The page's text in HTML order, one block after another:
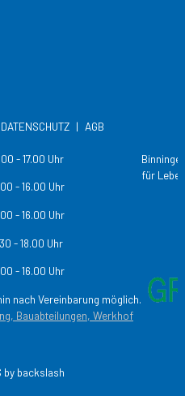
DATENSCHUTZ
AGB
- 17.00 Uhr
für
- 16.00 Uhr
- 16.00 Uhr
- 18.00 Uhr
- 16.00 Uhr
nach Vereinbarung möglich.
Bauabteilungen, Werkhof
by backslash